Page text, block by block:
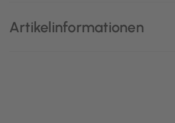
Artikelinformationen